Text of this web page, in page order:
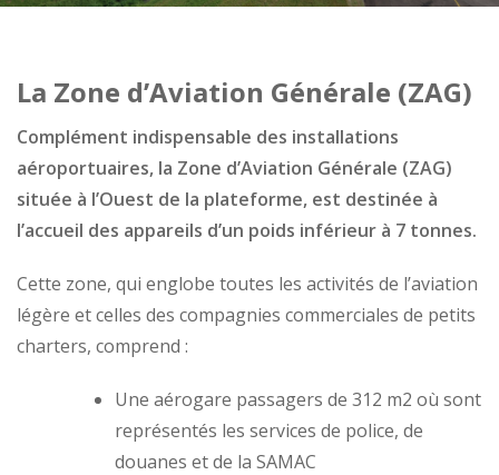
La Zone d’Aviation Générale (ZAG)
Complément indispensable des installations
aéroportuaires, la Zone d’Aviation Générale (ZAG)
située à l’Ouest de la plateforme, est destinée à
l’accueil des appareils d’un poids inférieur à 7 tonnes.
Cette zone, qui englobe toutes les activités de l’aviation
légère et celles des compagnies commerciales de petits
charters, comprend :
Une aérogare passagers de 312 m2 où sont
représentés les services de police, de
douanes et de la SAMAC